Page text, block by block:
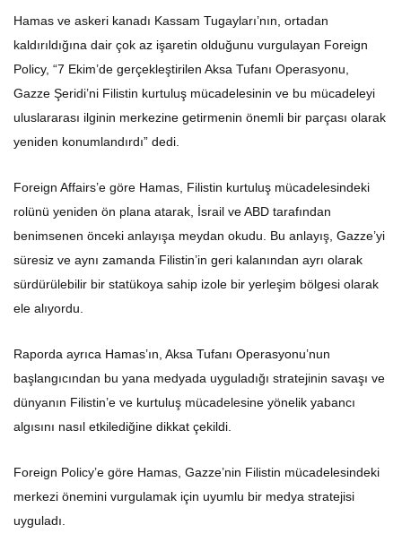
Hamas ve askeri kanadı Kassam Tugayları’nın, ortadan
kaldırıldığına dair çok az işaretin olduğunu vurgulayan Foreign
Policy, “7 Ekim’de gerçekleştirilen Aksa Tufanı Operasyonu,
Gazze Şeridi’ni Filistin kurtuluş mücadelesinin ve bu mücadeleyi
uluslararası ilginin merkezine getirmenin önemli bir parçası olarak
yeniden konumlandırdı” dedi.
Foreign Affairs’e göre Hamas, Filistin kurtuluş mücadelesindeki
rolünü yeniden ön plana atarak, İsrail ve ABD tarafından
benimsenen önceki anlayışa meydan okudu. Bu anlayış, Gazze’yi
süresiz ve aynı zamanda Filistin’in geri kalanından ayrı olarak
sürdürülebilir bir statükoya sahip izole bir yerleşim bölgesi olarak
ele alıyordu.
Raporda ayrıca Hamas’ın, Aksa Tufanı Operasyonu’nun
başlangıcından bu yana medyada uyguladığı stratejinin savaşı ve
dünyanın Filistin’e ve kurtuluş mücadelesine yönelik yabancı
algısını nasıl etkilediğine dikkat çekildi.
Foreign Policy’e göre Hamas, Gazze’nin Filistin mücadelesindeki
merkezi önemini vurgulamak için uyumlu bir medya stratejisi
uyguladı.